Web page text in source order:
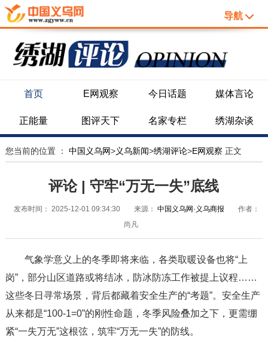
导航
首页 E网观察 今日话题 媒体言论
正能量 图评天下 名家专栏 绣湖杂谈
您当前的位置 ： 中国义乌网>义乌新闻>绣湖评论>E网观察 正文
评论 | 守牢“万无一失”底线
发布时间： 2025-12-01 09:34:30 来源：中国义乌网·义乌商报
作者：
尚凡
气象学意义上的冬季即将来临，各类取暖设备也将“上
岗”，部分山区道路或将结冰，防冰防冻工作被提上议程……
这些冬日寻常场景，背后都藏着安全生产的“考题”。安全生产
从来都是“100-1=0”的刚性命题，冬季风险叠加之下，更需绷
紧“一失万无”这根弦，筑牢“万无一失”的防线。